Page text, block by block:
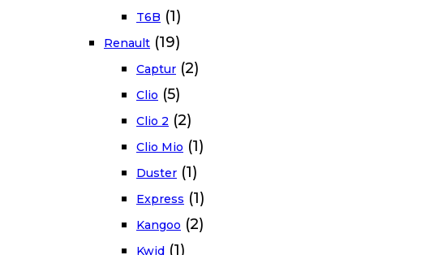
T6B (1)
Renault (19)
Captur (2)
Clio (5)
Clio 2 (2)
Clio Mio (1)
Duster (1)
Express (1)
Kangoo (2)
Kwid (1)